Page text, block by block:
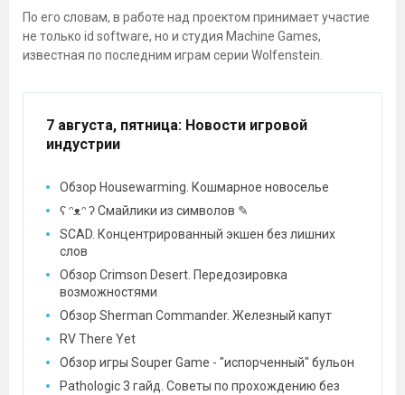
По его словам, в работе над проектом принимает участие
не только id software, но и студия Machine Games,
известная по последним играм серии Wolfenstein.
7 августа, пятница: Новости игровой
индустрии
Обзор Housewarming. Кошмарное новоселье
ʕ ᵔᴥᵔ ʔ Смайлики из символов ✎
SCAD. Концентрированный экшен без лишних
слов
Обзор Crimson Desert. Передозировка
возможностями
Обзор Sherman Commander. Железный капут
RV There Yet
Обзор игры Souper Game - "испорченный" бульон
Pathologic 3 гайд. Советы по прохождению без